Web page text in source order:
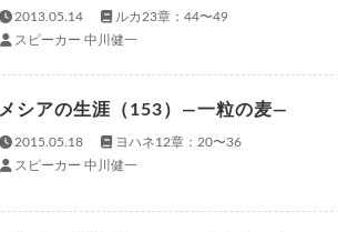
2013.05.14
ルカ23章：44〜49
スピーカー 中川健一
メシアの生涯（153）—一粒の麦—
2015.05.18
ヨハネ12章：20〜36
スピーカー 中川健一